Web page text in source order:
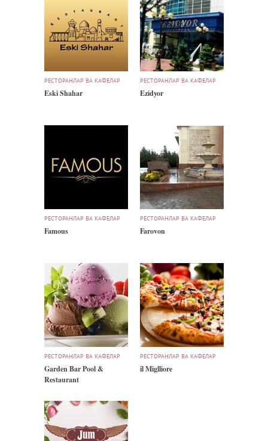
РЕСТОРАНЛАР ВА КАФЕЛАР
Eski Shahar
РЕСТОРАНЛАР ВА КАФЕЛАР
Ezidyor
РЕСТОРАНЛАР ВА КАФЕЛАР
Famous
РЕСТОРАНЛАР ВА КАФЕЛАР
Farovon
РЕСТОРАНЛАР ВА КАФЕЛАР
Garden Bar Pool &
Restaurant
РЕСТОРАНЛАР ВА КАФЕЛАР
il Miglliore